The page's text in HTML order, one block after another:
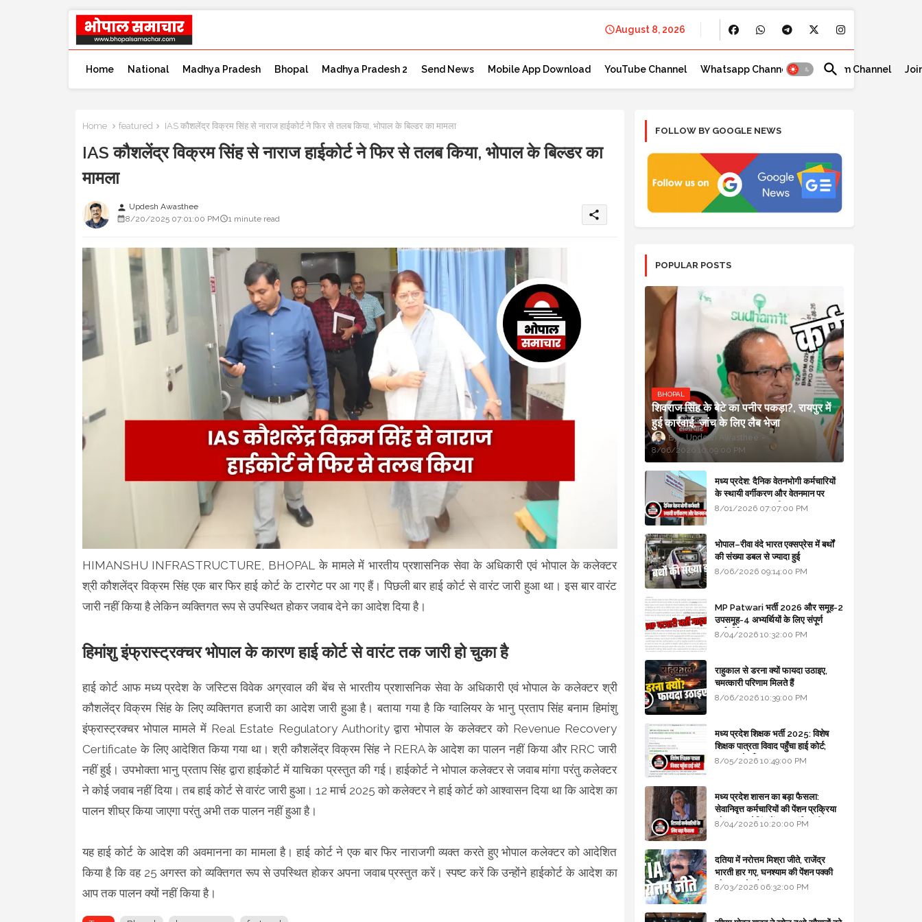
August 8, 2026
Home National Madhya Pradesh Bhopal Madhya Pradesh 2 Send News Mobile App Download YouTube Channel Whatsapp Channel Telegram Channel
Home featured IAS कौशलेंद्र विक्रम सिंह से नाराज हाईकोर्ट ने फिर से तलब किया, भोपाल के बिल्डर का मामला
IAS कौशलेंद्र विक्रम सिंह से नाराज हाईकोर्ट ने फिर से तलब किया, भोपाल के बिल्डर का
मामला
person Updesh Awasthee
8/20/2025 07:01:00 PM
1 minute read share
HIMANSHU INFRASTRUCTURE, BHOPAL के मामले में भारतीय प्रशासनिक सेवा के अधिकारी एवं भोपाल के कलेक्टर
श्री कौशलेंद्र विक्रम सिंह एक बार फिर हाई कोर्ट के टारगेट पर आ गए हैं। पिछली बार हाई कोर्ट से वारंट जारी हुआ था। इस बार वारंट
जारी नहीं किया है लेकिन व्यक्तिगत रूप से उपस्थित होकर जवाब देने का आदेश दिया है।
हिमांशु इंफ्रास्ट्रक्चर भोपाल के कारण हाई कोर्ट से वारंट तक जारी हो चुका है
हाई कोर्ट आफ मध्य प्रदेश के जस्टिस विवेक अग्रवाल की बेंच से भारतीय प्रशासनिक सेवा के अधिकारी एवं भोपाल के कलेक्टर श्री
कौशलेंद्र विक्रम सिंह के लिए व्यक्तिगत हजारी का आदेश जारी हुआ है। बताया गया है कि ग्वालियर के भानु प्रताप सिंह बनाम हिमांशु
इंफ्रास्ट्रक्चर भोपाल मामले में Real Estate Regulatory Authority द्वारा भोपाल के कलेक्टर को Revenue Recovery
Certificate के लिए आदेशित किया गया था। श्री कौशलेंद्र विक्रम सिंह ने RERA के आदेश का पालन नहीं किया और RRC जारी
नहीं हुई। उपभोक्ता भानु प्रताप सिंह द्वारा हाईकोर्ट में याचिका प्रस्तुत की गई। हाईकोर्ट ने भोपाल कलेक्टर से जवाब मांगा परंतु कलेक्टर
ने कोई जवाब नहीं दिया। तब हाई कोर्ट से वारंट जारी हुआ। 12 मार्च 2025 को कलेक्टर ने हाई कोर्ट को आश्वासन दिया था कि आदेश का
पालन शीघ्र किया जाएगा परंतु अभी तक पालन नहीं हुआ है।
यह हाई कोर्ट के आदेश की अवमानना का मामला है। हाई कोर्ट ने एक बार फिर नाराजगी व्यक्त करते हुए भोपाल कलेक्टर को आदेशित
किया है कि वह 25 अगस्त को व्यक्तिगत रूप से उपस्थित होकर अपना जवाब प्रस्तुत करें। स्पष्ट करें कि उन्होंने हाईकोर्ट के आदेश का
आप तक पालन क्यों नहीं किया है।
FOLLOW BY GOOGLE NEWS
POPULAR POSTS
BHOPAL
शिवराज सिंह के बेटे का पनीर पकड़ा?, रायपुर में
हुई कार्रवाई, जांच के लिए लैब भेजा
Updesh Awasthee
8/06/2026 10:09:00 PM
मध्य प्रदेश: दैनिक वेतनभोगी कर्मचारियों
के स्थायी वर्गीकरण और वेतनमान पर
सरकार का बड़ा स्पष्टीकरण
8/01/2026 07:07:00 PM
भोपाल–रीवा वंदे भारत एक्सप्रेस में बर्थों
की संख्या डबल से ज्यादा हुई
8/06/2026 09:14:00 PM
MP Patwari भर्ती 2026 और समूह-2
उपसमूह-4 अभ्यर्थियों के लिए संपूर्ण
मार्गदर्शिका
8/04/2026 10:32:00 PM
राहुकाल से डरना क्यों फायदा उठाइए,
चमत्कारी परिणाम मिलते हैं
8/06/2026 10:39:00 PM
मध्य प्रदेश शिक्षक भर्ती 2025: विशेष
शिक्षक पात्रता विवाद पहुँचा हाई कोर्ट;
सरकार से माँगा जवाब
8/05/2026 10:49:00 PM
मध्य प्रदेश शासन का बड़ा फैसला:
सेवानिवृत्त कर्मचारियों की पेंशन प्रक्रिया
और बजट कोडिंग में हुए क्रांतिकारी
8/04/2026 10:20:00 PM
दतिया में नरोत्तम मिश्रा जीते, राजेंद्र
भारती हार गए, घनश्याम की पेंशन पक्की
और आशुतोष बैक टू...
8/03/2026 06:32:00 PM